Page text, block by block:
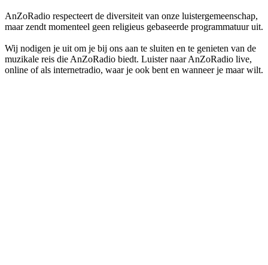
AnZoRadio respecteert de diversiteit van onze luistergemeenschap,
maar zendt momenteel geen religieus gebaseerde programmatuur uit.
Wij nodigen je uit om je bij ons aan te sluiten en te genieten van de
muzikale reis die AnZoRadio biedt. Luister naar AnZoRadio live,
online of als internetradio, waar je ook bent en wanneer je maar wilt.